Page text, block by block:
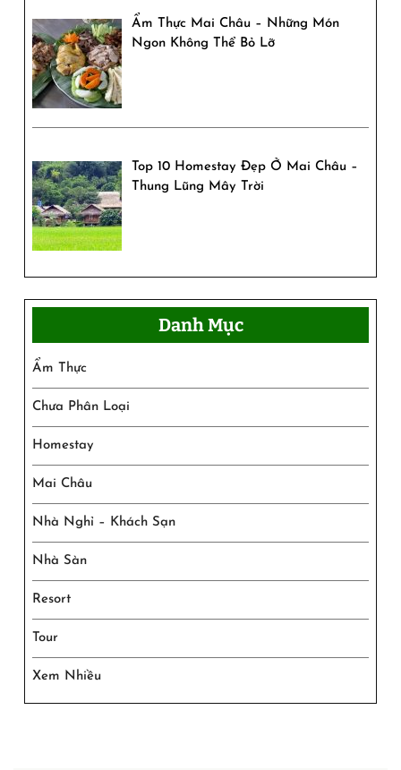
Ẩm Thực Mai Châu – Những Món
Ngon Không Thể Bỏ Lỡ
Top 10 Homestay Đẹp Ở Mai Châu –
Thung Lũng Mây Trời
Danh Mục
Ẩm Thực
Chưa Phân Loại
Homestay
Mai Châu
Nhà Nghỉ – Khách Sạn
Nhà Sàn
Resort
Tour
Xem Nhiều